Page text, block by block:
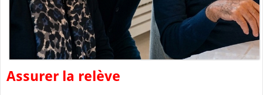
Assurer la relève